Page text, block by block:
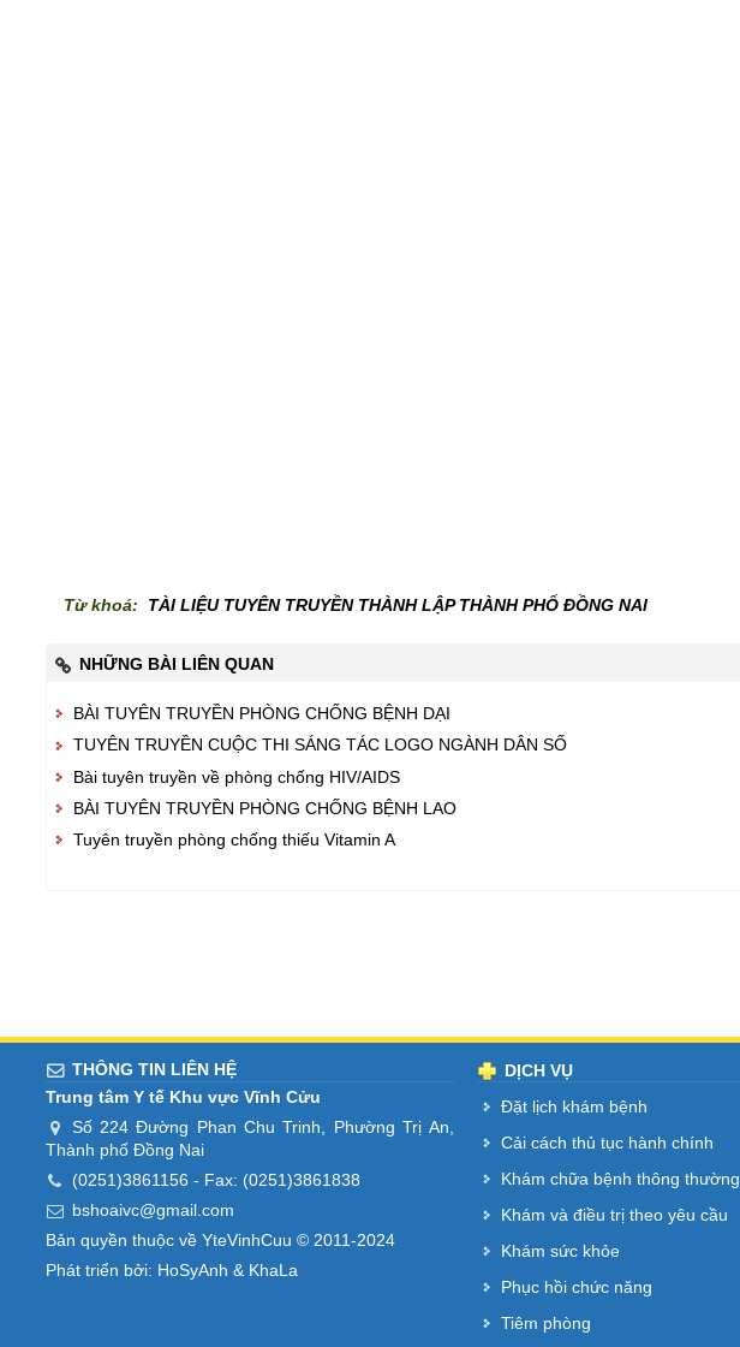
Từ khoá: TÀI LIỆU TUYÊN TRUYỀN THÀNH LẬP THÀNH PHỐ ĐỒNG NAI
NHỮNG BÀI LIÊN QUAN
BÀI TUYÊN TRUYỀN PHÒNG CHỐNG BỆNH DẠI
TUYÊN TRUYỀN CUỘC THI SÁNG TÁC LOGO NGÀNH DÂN SỐ
Bài tuyên truyền về phòng chống HIV/AIDS
BÀI TUYÊN TRUYỀN PHÒNG CHỐNG BỆNH LAO
Tuyên truyền phòng chống thiếu Vitamin A
THÔNG TIN LIÊN HỆ
Trung tâm Y tế Khu vực Vĩnh Cửu
Số 224 Đường Phan Chu Trinh, Phường Trị An,
Thành phố Đồng Nai
(0251)3861156 - Fax: (0251)3861838
bshoaivc@gmail.com
Bản quyền thuộc về YteVinhCuu © 2011-2024
Phát triển bởi: HoSyAnh & KhaLa
DỊCH VỤ
Đặt lịch khám bệnh
Cải cách thủ tục hành chính
Khám chữa bệnh thông thường
Khám và điều trị theo yêu cầu
Khám sức khỏe
Phục hồi chức năng
Tiêm phòng